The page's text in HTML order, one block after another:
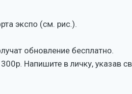
экспо (см. рис.).
обновление бесплатно.
Напишите в личку, указав